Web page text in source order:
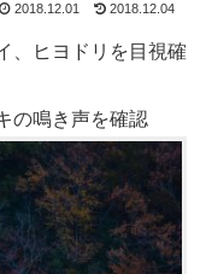
2018.12.01 2018.12.04
、ヒヨドリを目視確
の鳴き声を確認